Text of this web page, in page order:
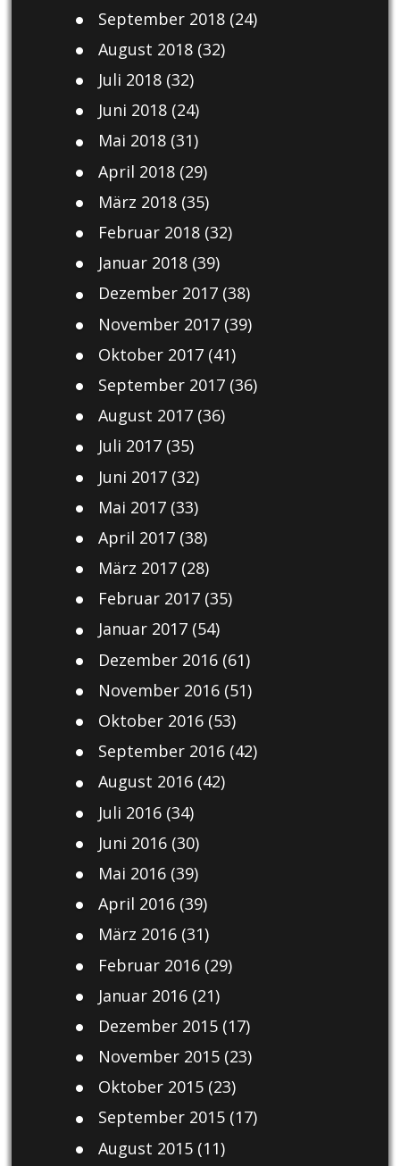
September 2018(24)
August 2018(32)
Juli 2018(32)
Juni 2018(24)
Mai 2018(31)
April 2018(29)
März 2018(35)
Februar 2018(32)
Januar 2018(39)
Dezember 2017(38)
November 2017(39)
Oktober 2017(41)
September 2017(36)
August 2017(36)
Juli 2017(35)
Juni 2017(32)
Mai 2017(33)
April 2017(38)
März 2017(28)
Februar 2017(35)
Januar 2017(54)
Dezember 2016(61)
November 2016(51)
Oktober 2016(53)
September 2016(42)
August 2016(42)
Juli 2016(34)
Juni 2016(30)
Mai 2016(39)
April 2016(39)
März 2016(31)
Februar 2016(29)
Januar 2016(21)
Dezember 2015(17)
November 2015(23)
Oktober 2015(23)
September 2015(17)
August 2015(11)